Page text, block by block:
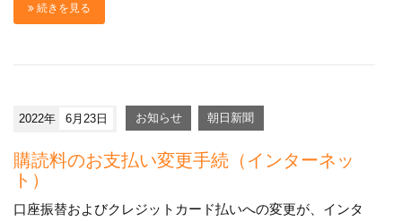
続きを見る
2022年 6月23日 お知らせ 朝日新聞
購読料のお支払い変更手続（インターネッ
ト）
口座振替およびクレジットカード払いへの変更が、インタ